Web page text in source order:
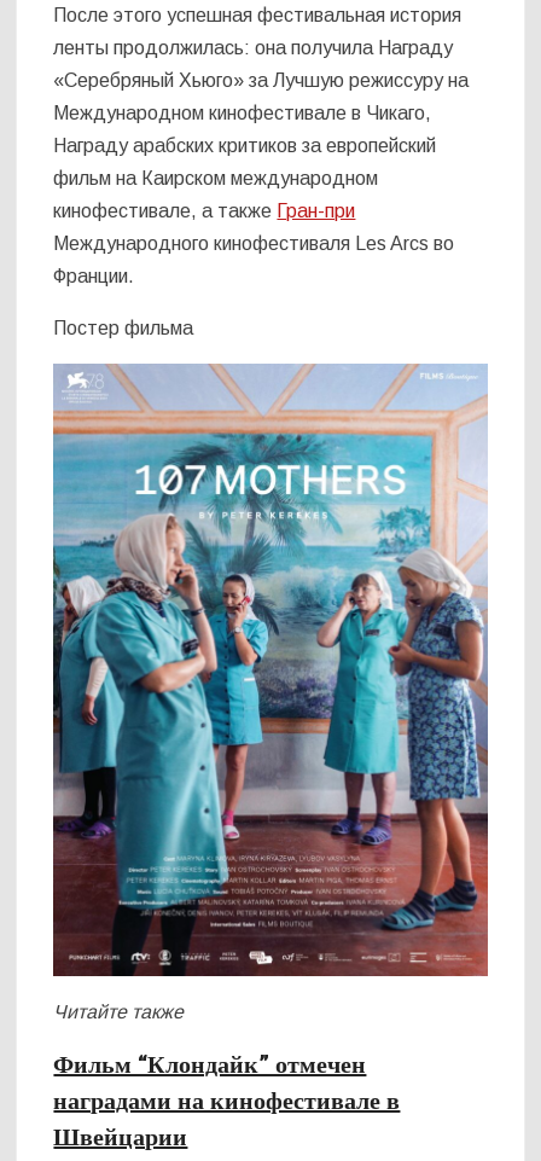
После этого успешная фестивальная история
ленты продолжилась: она получила Награду
«Серебряный Хьюго» за Лучшую режиссуру на
Международном кинофестивале в Чикаго,
Награду арабских критиков за европейский
фильм на Каирском международном
кинофестивале, а также Гран-при
Международного кинофестиваля Les Arcs во
Франции.
Постер фильма
Читайте также
Фильм “Клондайк” отмечен
наградами на кинофестивале в
Швейцарии